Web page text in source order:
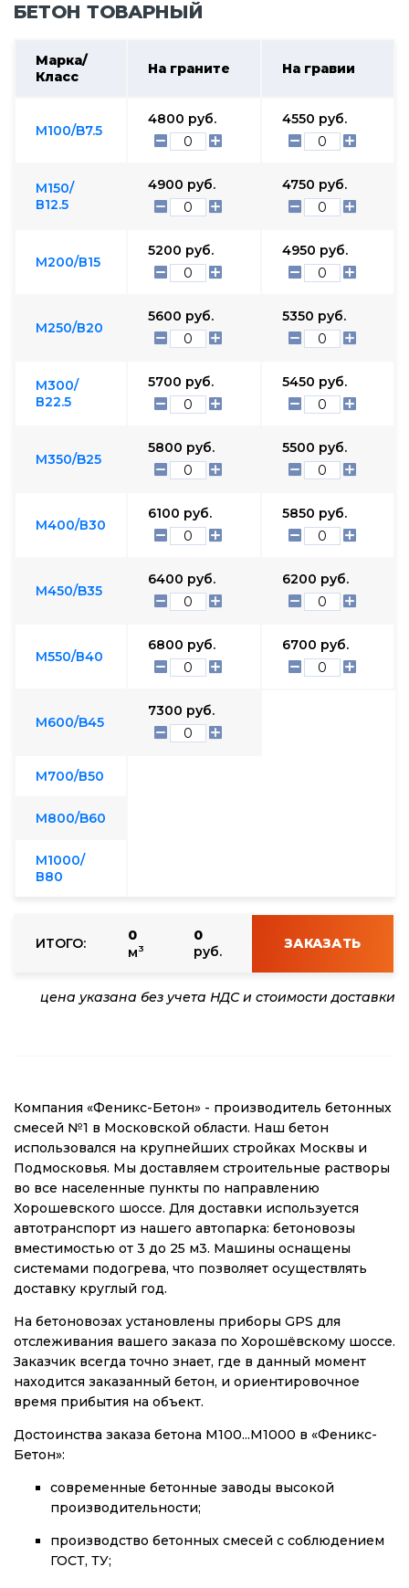
БЕТОН ТОВАРНЫЙ
Марка/
Класс
На граните На гравии
М100/B7.5
4800 руб. 4550 руб.
М150/
В12.5
4900 руб. 4750 руб.
М200/В15
5200 руб. 4950 руб.
М250/В20
5600 руб. 5350 руб.
М300/
В22.5
5700 руб. 5450 руб.
М350/B25
5800 руб. 5500 руб.
М400/В30
6100 руб. 5850 руб.
М450/B35
6400 руб. 6200 руб.
М550/В40
6800 руб. 6700 руб.
М600/B45
7300 руб.
М700/В50
М800/B60
М1000/
В80
ИТОГО:
0
м3
0
руб.
ЗАКАЗАТЬ
цена указана без учета НДС и стоимости доставки
Компания «Феникс-Бетон» - производитель бетонных
смесей №1 в Московской области. Наш бетон
использовался на крупнейших стройках Москвы и
Подмосковья. Мы доставляем строительные растворы
во все населенные пункты по направлению
Хорошевского шоссе. Для доставки используется
автотранспорт из нашего автопарка: бетоновозы
вместимостью от 3 до 25 м3. Машины оснащены
системами подогрева, что позволяет осуществлять
доставку круглый год.
На бетоновозах установлены приборы GPS для
отслеживания вашего заказа по Хорошёвскому шоссе.
Заказчик всегда точно знает, где в данный момент
находится заказанный бетон, и ориентировочное
время прибытия на объект.
Достоинства заказа бетона М100...М1000 в «Феникс-
Бетон»:
современные бетонные заводы высокой
производительности;
производство бетонных смесей с соблюдением
ГОСТ, ТУ;